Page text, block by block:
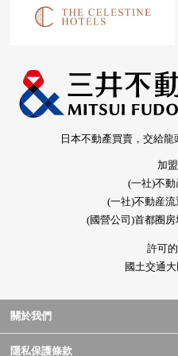
日本不動產買賣，交給
加
(一社)不
(一社)不動産
(國營公司)首都圈
許可
國土交通
關於我們
隱私保護條款